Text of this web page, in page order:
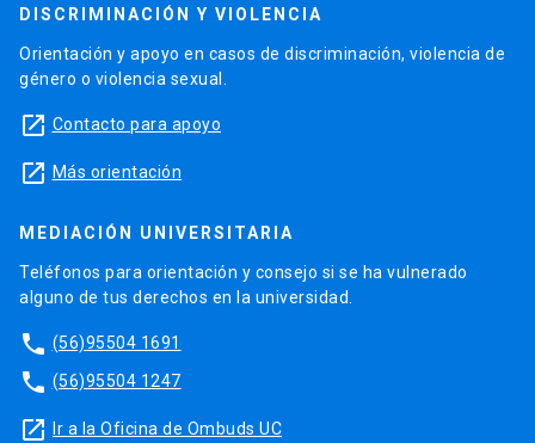
DISCRIMINACIÓN Y VIOLENCIA
Orientación y apoyo en casos de discriminación, violencia de
género o violencia sexual.
launch Contacto para apoyo
launch Más orientación
MEDIACIÓN UNIVERSITARIA
Teléfonos para orientación y consejo si se ha vulnerado
alguno de tus derechos en la universidad.
phone (56)95504 1691
phone (56)95504 1247
launch Ir a la Oficina de Ombuds UC